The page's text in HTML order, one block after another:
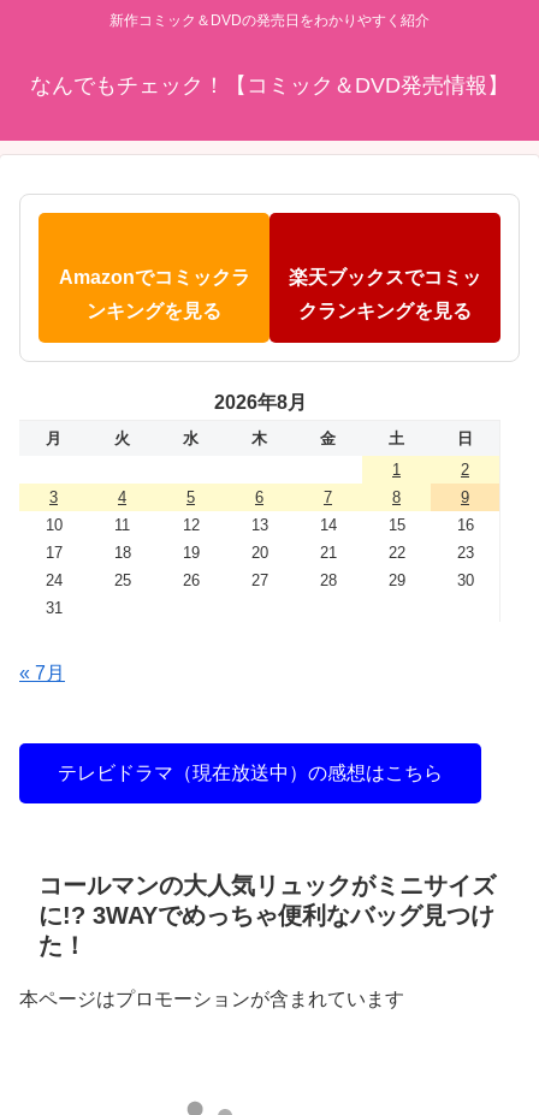
新作コミック＆DVDの発売日をわかりやすく紹介
なんでもチェック！【コミック＆DVD発売情報】
Amazonでコミックラ
ンキングを見る
楽天ブックスでコミッ
クランキングを見る
2026年8月
月 火 水 木 金 土
日
1
2
3
4 5 6 7 8
9
10
11 12 13 14 15
16
17
18 19 20 21 22
23
24
25 26 27 28 29
30
31
« 7月
テレビドラマ（現在放送中）の感想はこちら
コールマンの大人気リュックがミニサイズ
に!? 3WAYでめっちゃ便利なバッグ見つけ
た！
本ページはプロモーションが含まれています